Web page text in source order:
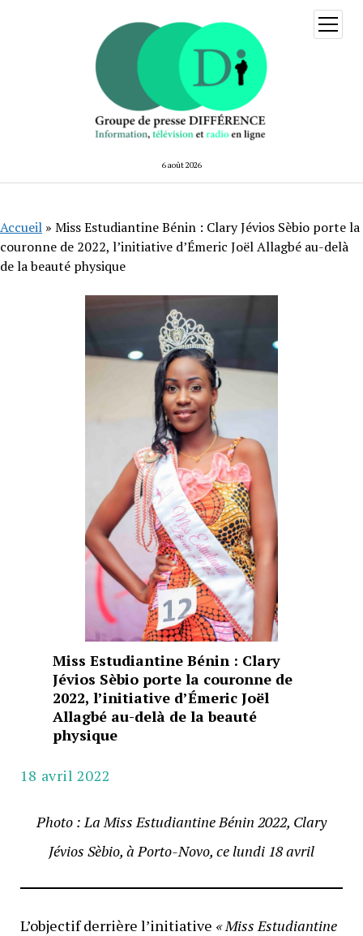
6 août 2026
ouvrir
menu
Accueil » Miss Estudiantine Bénin : Clary Jévios Sèbio porte la
couronne de 2022, l’initiative d’Émeric Joël Allagbé au-delà
de la beauté physique
Miss Estudiantine Bénin : Clary
Jévios Sèbio porte la couronne de
2022, l’initiative d’Émeric Joël
Allagbé au-delà de la beauté
physique
18 avril 2022
Photo : La Miss Estudiantine Bénin 2022, Clary
Jévios Sèbio, à Porto-Novo, ce lundi 18 avril
L’objectif derrière l’initiative «Miss Estudiantine